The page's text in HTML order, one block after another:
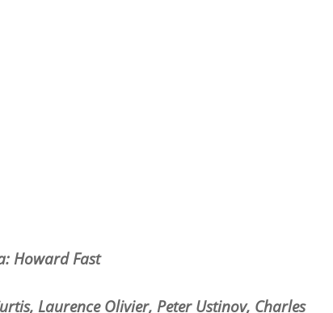
Howard Fast
Laurence Olivier, Peter Ustinov, Charles